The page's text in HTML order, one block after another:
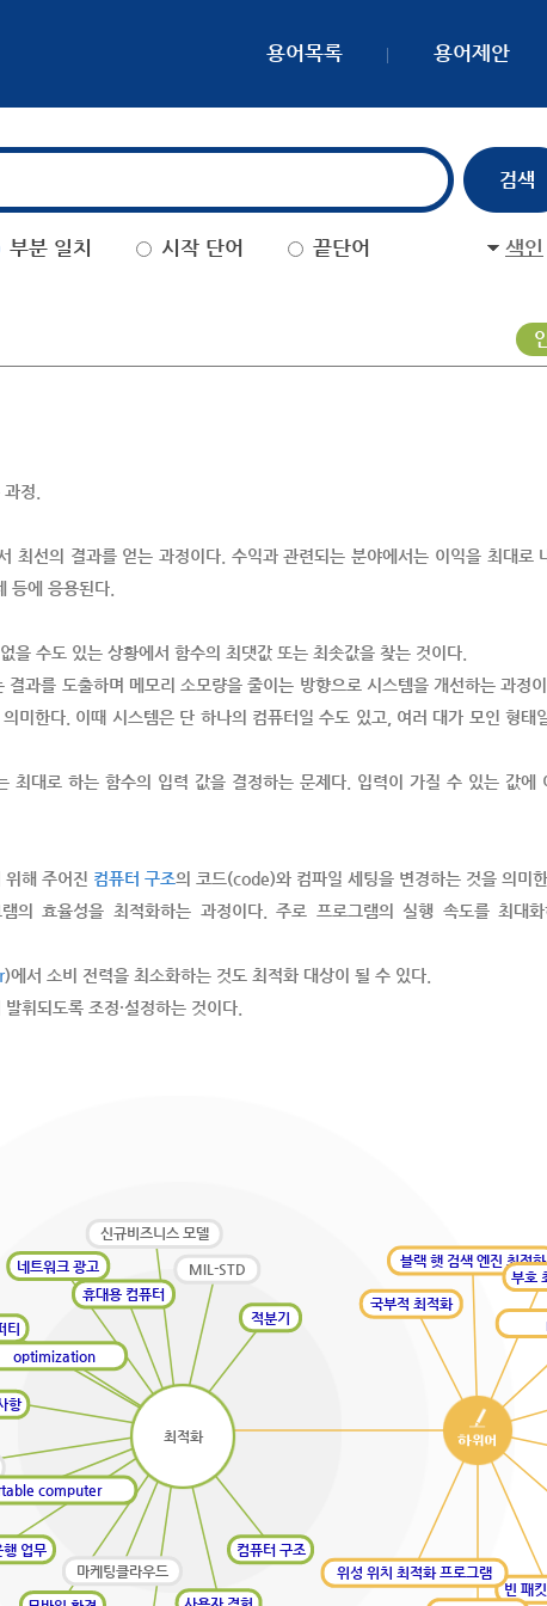
용어목록 용어제안
부분 일치 시작 단어 끝단어 색인
정.
최선의 결과를 얻는 과정이다. 수익과 관련되는 분야에서는 이익을 최대로
등에 응용된다.
수도 있는 상황에서 함수의 최댓값 또는 최솟값을 찾는 것이다.
과를 도출하며 메모리 소모량을 줄이는 방향으로 시스템을 개선하는 과정
미한다. 이때 시스템은 단 하나의 컴퓨터일 수도 있고, 여러 대가 모인 형태
대로 하는 함수의 입력 값을 결정하는 문제다. 입력이 가질 수 있는 값에
위해 주어진 컴퓨터 구조의 코드(code)와 컴파일 세팅을 변경하는 것을 의미한
의 효율성을 최적화하는 과정이다. 주로 프로그램의 실행 속도를 최대
)에서 소비 전력을 최소화하는 것도 최적화 대상이 될 수 있다.
휘되도록 조정·설정하는 것이다.
네트워크 광고
적분기
MIL-STD
행 업무
티
신규비즈니스 모델
마케팅클라우드
항
computer
optimization
휴대용 컴퓨터
컴퓨터 구조
블랙 햇 검색 엔진 최적화
부호
국부적 최적화
빈 패
위성 위치 최적화 프로그램
최적화